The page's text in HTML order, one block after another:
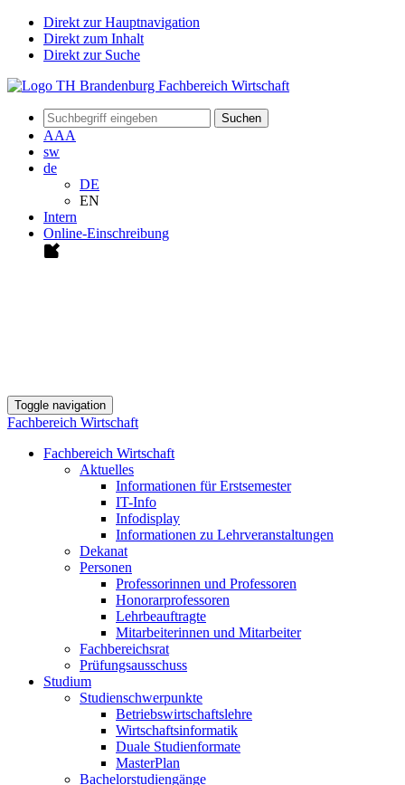
Direkt zur Hauptnavigation
Direkt zum Inhalt
Direkt zur Suche
Suchen
AAA
sw
de
DE
EN
Intern
Online-Einschreibung
Toggle navigation
Fachbereich Wirtschaft
Fachbereich Wirtschaft
Aktuelles
Informationen für Erstsemester
IT-Info
Infodisplay
Informationen zu Lehrveranstaltungen
Dekanat
Personen
Professorinnen und Professoren
Honorarprofessoren
Lehrbeauftragte
Mitarbeiterinnen und Mitarbeiter
Fachbereichsrat
Prüfungsausschuss
Studium
Studienschwerpunkte
Betriebswirtschaftslehre
Wirtschaftsinformatik
Duale Studienformate
MasterPlan
Bachelorstudiengänge